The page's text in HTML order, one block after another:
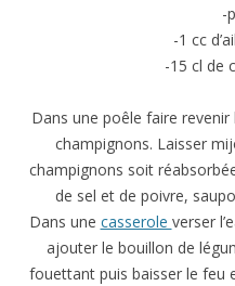
-
-1 cc
-15 cl de
Dans une poêle faire
champignons. Laisser
champignons soit
de sel et de poivre,
Dans une casserole verser
ajouter le bouillon de
fouettant puis baisser le feu